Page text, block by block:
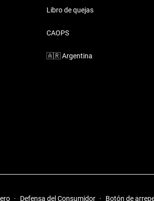
Libro de quejas
CAOPS
🇦🇷 Argentina
· Defensa del Consumidor · Botón de